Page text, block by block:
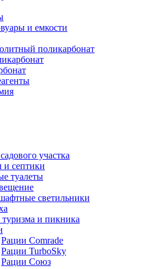
и емкости
поликарбонат
участка
и септики
туалеты
светильники
и пикника
Рации Comrade
Рации TurboSky
Рации Союз